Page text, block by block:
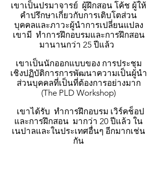
เขาเป็นปรมาจารย์ ผู้ฝึกสอน โค้ช ผู้ให้
คำปรึกษาเกี่ยวกับการเติบโตส่วน
บุคคลและภาวะผู้นำการเปลี่ยนแปลง
เขามี ทำการฝึกอบรมและการฝึกสอน
มานานกว่า 25 ปีแล้ว
เขาเป็นนักออกแบบของ การประชุม
เชิงปฏิบัติการการพัฒนาความเป็นผู้นำ
ส่วนบุคคลที่เป็นที่ต้องการอย่างมาก
(The PLD Workshop)
เขาได้รับ ทำการฝึกอบรม เวิร์คช็อป
และการฝึกสอน มากว่า 20 ปีแล้ว ใน
เนปาลและในประเทศอื่นๆ อีกมากเช่น
กัน